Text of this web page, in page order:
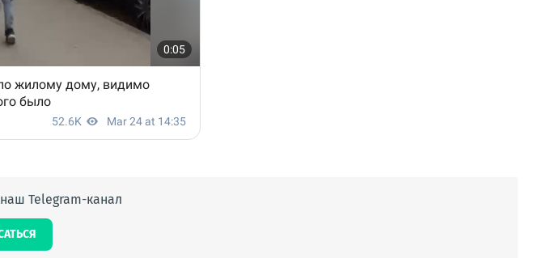
Telegram-канал